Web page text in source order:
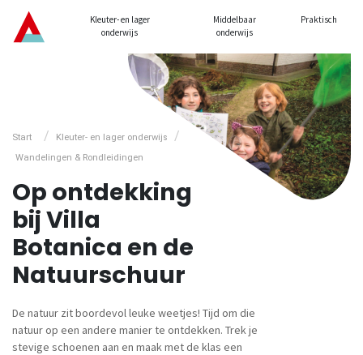
Kleuter- en lager
onderwijs
Middelbaar
onderwijs
Praktisch
Start / Kleuter- en lager onderwijs /
Wandelingen & Rondleidingen
Op ontdekking
bij Villa
Botanica en de
Natuurschuur
De natuur zit boordevol leuke weetjes! Tijd om die
natuur op een andere manier te ontdekken. Trek je
stevige schoenen aan en maak met de klas een